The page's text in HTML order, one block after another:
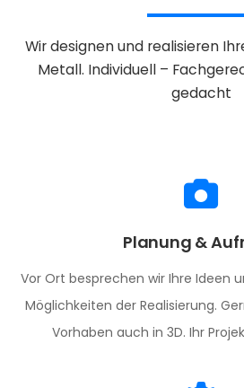
Wir designen und realisieren
Metall. Individuell –
gedacht
Planung &
Vor Ort besprechen wir Ihre Ideen
Möglichkeiten der Realisierung.
Vorhaben auch in 3D. Ihr